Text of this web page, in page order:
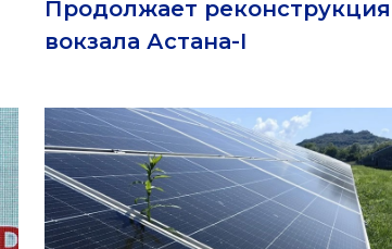
Продолжает реконструкция
вокзала Астана-I